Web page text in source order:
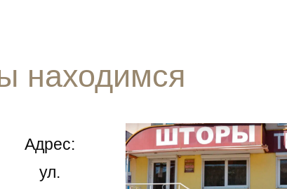
находимся
Адрес:
ул.